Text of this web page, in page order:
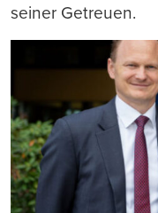
seiner Getreuen.